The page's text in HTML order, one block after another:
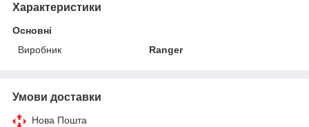
Характеристики
Основні
Виробник
Ranger
Умови доставки
Нова Пошта